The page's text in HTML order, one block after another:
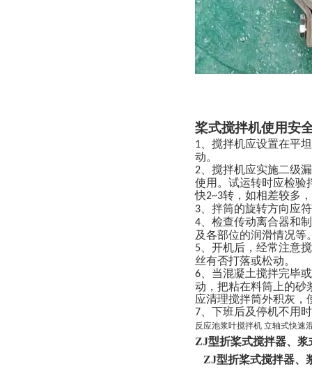
桨式搅拌机使用安
1 、搅拌机应设置在平
动。
2 、搅拌机应实施二级
使用。试运转时应检验
快2~3转，如相差较多
3 、拌筒的旋转方向应
4 、检查传动离合器和
及各部位的润滑情况等
5 、开机后，经常注意
丝有否打落或松动。
6 、当混凝土搅拌完毕
动，把粘在料筒上的砂
应清理搅拌筒外积灰，
7 、下班后及停机不用
反应池浆叶搅拌机 立轴式快速
ZJ型折桨式搅拌器、浆
ZJ型折桨式搅拌器、